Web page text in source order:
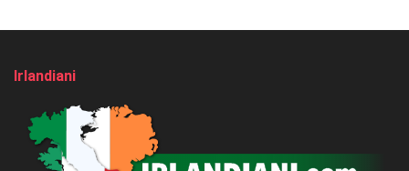
Irlandiani